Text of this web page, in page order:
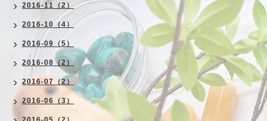
2016-11（2）
2016-10（4）
2016-09（5）
2016-08（2）
2016-07（2）
2016-06（3）